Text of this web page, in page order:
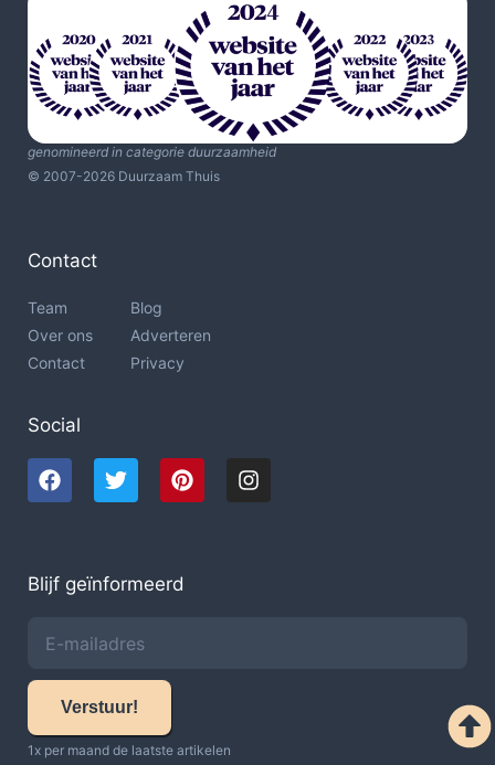
genomineerd in categorie duurzaamheid
© 2007-2026 Duurzaam Thuis
Contact
Team
Over ons
Contact
Blog
Adverteren
Privacy
Social
Blijf geïnformeerd
Verstuur!
1x per maand de laatste artikelen